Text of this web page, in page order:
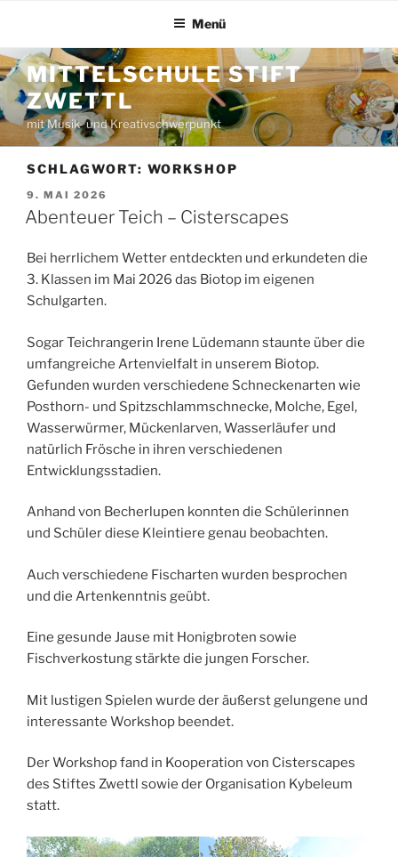
springen
Menü
MITTELSCHULE STIFT
ZWETTL
mit Musik- und Kreativschwerpunkt
SCHLAGWORT: WORKSHOP
VERÖFFENTLICHT
AM
9. MAI 2026
Abenteuer Teich – Cisterscapes
Bei herrlichem Wetter entdeckten und erkundeten die
3. Klassen im Mai 2026 das Biotop im eigenen
Schulgarten.
Sogar Teichrangerin Irene Lüdemann staunte über die
umfangreiche Artenvielfalt in unserem Biotop.
Gefunden wurden verschiedene Schneckenarten wie
Posthorn- und Spitzschlammschnecke, Molche, Egel,
Wasserwürmer, Mückenlarven, Wasserläufer und
natürlich Frösche in ihren verschiedenen
Entwicklungsstadien.
Anhand von Becherlupen konnten die Schülerinnen
und Schüler diese Kleintiere genau beobachten.
Auch verschiedene Fischarten wurden besprochen
und die Artenkenntnis geübt.
Eine gesunde Jause mit Honigbroten sowie
Fischverkostung stärkte die jungen Forscher.
Mit lustigen Spielen wurde der äußerst gelungene und
interessante Workshop beendet.
Der Workshop fand in Kooperation von Cisterscapes
des Stiftes Zwettl sowie der Organisation Kybeleum
statt.